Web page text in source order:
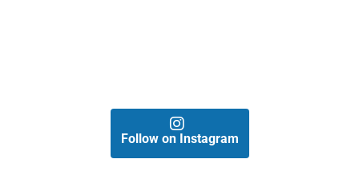
Follow on Instagram